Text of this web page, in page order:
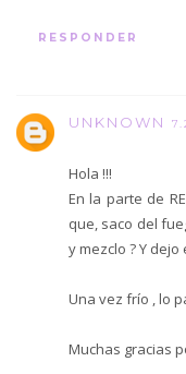
RESPONDER
UNKNOWN
Hola !!!
En la parte de
que, saco del
y mezclo ? Y dejo
Una vez frío , lo
Muchas gracias